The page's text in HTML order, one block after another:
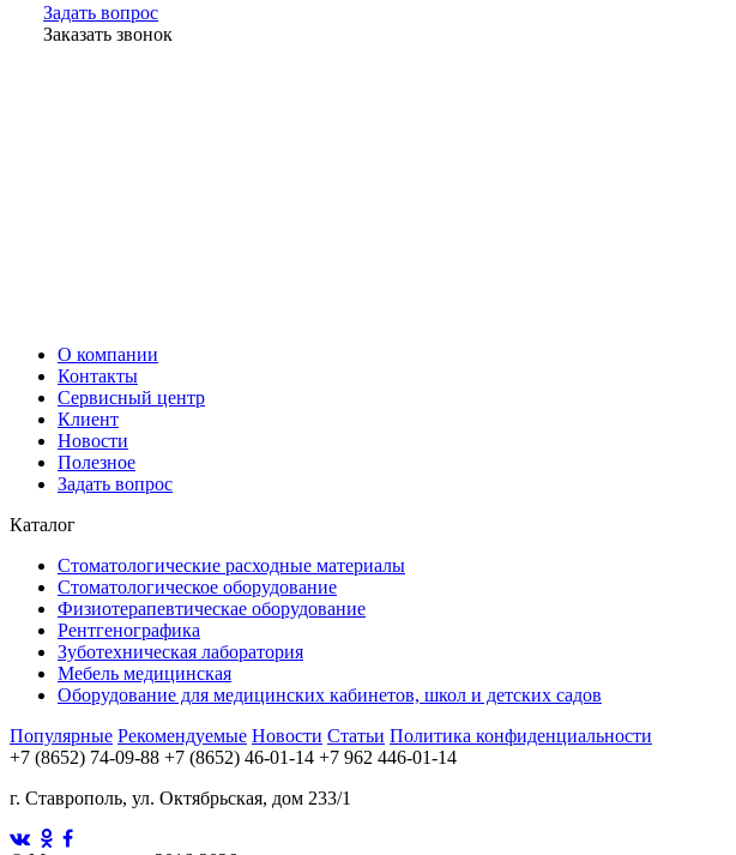
Задать вопрос
Заказать звонок
О компании
Контакты
Сервисный центр
Клиент
Новости
Полезное
Задать вопрос
Каталог
Стоматологические расходные материалы
Стоматологическое оборудование
Физиотерапевтическае оборудование
Рентгенографика
Зуботехническая лаборатория
Мебель медицинская
Оборудование для медицинских кабинетов, школ и детских садов
Популярные Рекомендуемые Новости Статьи Политика конфиденциальности
+7 (8652) 74-09-88 +7 (8652) 46-01-14 +7 962 446-01-14
г. Ставрополь, ул. Октябрьская, дом 233/1